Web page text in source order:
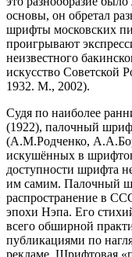
основы, он обретал
шрифты московских
проигрывают
неизвестного
искусство Советской
1932. М., 2002).
Судя по наиболее
(1922), палочный
(А.М.Родченко,
искушённых в
доступности шрифта
им самим. Палочный
распространение в
эпохи Нэпа. Его
всего обширной
публикациями по
рекламе. Шрифтовая